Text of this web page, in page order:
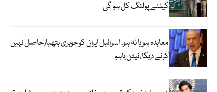
کیلئے پولنگ کل ہو گی
معاہدہ ہو یا نہ ہو، اسرائیل ایران کو جوہری ہتھیارحاصل نہیں
کرنے دیگا، نیتن یاہو